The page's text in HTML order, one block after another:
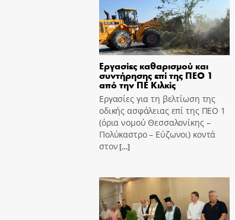
Εργασίες καθαρισμού και
συντήρησης επί της ΠΕΟ 1
από την ΠΕ Κιλκίς
Εργασίες για τη βελτίωση της
οδικής ασφάλειας επί της ΠΕΟ 1
(όρια νομού Θεσσαλονίκης –
Πολύκαστρο – Εύζωνοι) κοντά
στον[…]